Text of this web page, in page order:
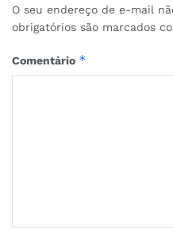
O seu endereço de e-mail
obrigatórios são marcados
Comentário *